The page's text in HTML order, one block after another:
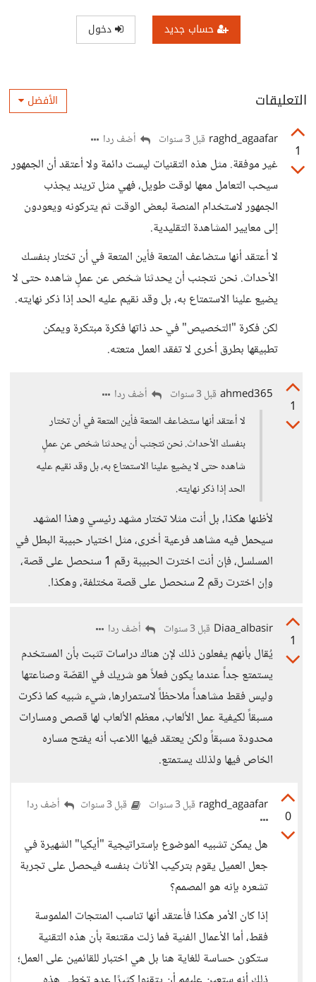
حساب جديد دخول
التعليقات الأفضل
1
raghd_agaafar قبل 3 سنوات أضف ردا
غير موفقة. مثل هذه التقنيات ليست دائمة ولا أعتقد أن الجمهور
سيحب التعامل معها لوقت طويل، فهي مثل تريند يجذب
الجمهور لاستخدام المنصة لبعض الوقت ثم يتركونه ويعودون
إلى معايير المشاهدة التقليدية.
لا أعتقد أنها ستضاعف المتعة فأين المتعة في أن تختار بنفسك
الأحداث. نحن نتجنب أن يحدثنا شخص عن عملٍ شاهده حتى لا
يضيع علينا الاستمتاع به، بل وقد نقيم عليه الحد إذا ذكر نهايته.
لكن فكرة "التخصيص" في حد ذاتها فكرة مبتكرة ويمكن
تطبيقها بطرق أخرى لا تفقد العمل متعته.
1
ahmed365 قبل 3 سنوات
أضف ردا
لا أعتقد أنها ستضاعف المتعة فأين المتعة في أن تختار
بنفسك الأحداث. نحن نتجنب أن يحدثنا شخص عن عملٍ
شاهده حتى لا يضيع علينا الاستمتاع به، بل وقد نقيم عليه
الحد إذا ذكر نهايته.
لأظنها هكذا، بل أنت مثلا تختار مشهد رئيسي وهذا المشهد
سيحمل فيه مشاهد فرعية أخرى، مثل اختيار حبيبة البطل في
المسلسل، فإن أنت اخترت الحبيبة رقم 1 سنحصل على قصة،
وإن اخترت رقم 2 سنحصل على قصة مختلفة، وهكذا.
1
Diaa_albasir قبل 3 سنوات أضف ردا
يُقال بأنهم يفعلون ذلك لإن هناك دراسات تثبت بأن المستخدم
يستمتع جداً عندما يكون فعلاً هو شريك في القصّة وصناعتها
وليس فقط مشاهداً ملاحظاً لاستمرارها، شيء شبيه كما ذكرت
مسبقاً لكيفية عمل الألعاب، معظم الألعاب لها قصص ومسارات
محدودة مسبقاً ولكن يعتقد فيها اللاعب أنه يفتح مساره
الخاص فيها ولذلك يستمتع.
0
raghd_agaafar قبل 3 سنوات قبل 3 سنوات أضف ردا
هل يمكن تشبيه الموضوع بإستراتيجية "أيكيا" الشهيرة في
جعل العميل يقوم بتركيب الأثاث بنفسه فيحصل على تجربة
تشعره بإنه هو المصمم؟
إذا كان الأمر هكذا فأعتقد أنها تناسب المنتجات الملموسة
فقط، أما الأعمال الفنية فما زلت مقتنعة بأن هذه التقنية
ستكون حساسة للغاية هنا بل هي اختبار للقائمين على العمل؛